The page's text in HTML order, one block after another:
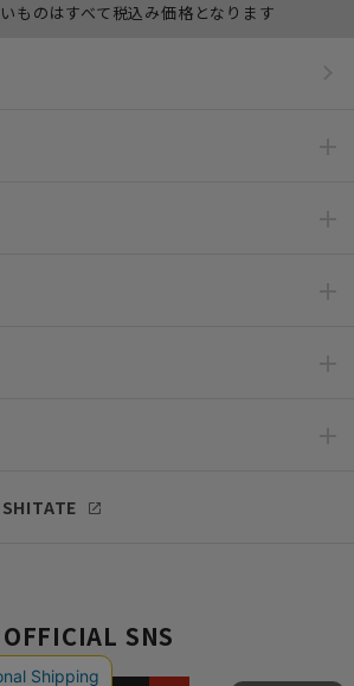
ものはすべて税込み価格となります
OFFICIAL SNS